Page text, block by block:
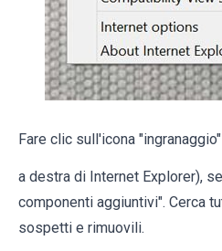
Fare clic sull'icona "ingranaggio"
a destra di Internet Explorer),
componenti aggiuntivi". Cerca
sospetti e rimuovili.